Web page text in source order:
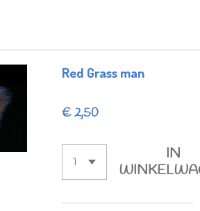
Red Grass man
€ 2,50
IN